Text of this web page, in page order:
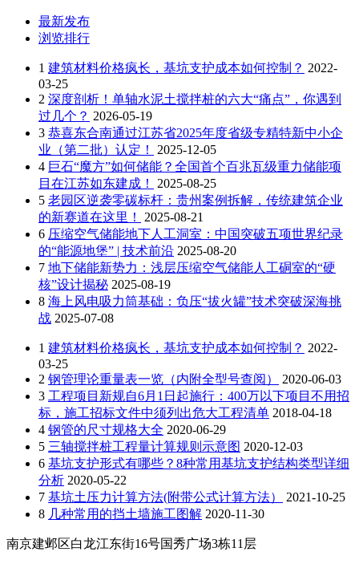
最新发布
浏览排行
1 建筑材料价格疯长，基坑支护成本如何控制？ 2022-
03-25
2 深度剖析！单轴水泥土搅拌桩的六大“痛点”，你遇到
过几个？ 2026-05-19
3 恭喜东合南通过江苏省2025年度省级专精特新中小企
业（第二批）认定！
2025-12-05
4 巨石“魔方”如何储能？全国首个百兆瓦级重力储能项
目在江苏如东建成！
2025-08-25
5 老园区逆袭零碳标杆：贵州案例拆解，传统建筑企业
的新赛道在这里！
2025-08-21
6 压缩空气储能地下人工洞室：中国突破五项世界纪录
的“能源地堡” | 技术前沿 2025-08-20
7 地下储能新势力：浅层压缩空气储能人工硐室的“硬
核”设计揭秘 2025-08-19
8 海上风电吸力筒基础：负压“拔火罐”技术突破深海挑
战 2025-07-08
1 建筑材料价格疯长，基坑支护成本如何控制？ 2022-
03-25
2 钢管理论重量表一览（内附全型号查阅）
2020-06-03
3 工程项目新规自6月1日起施行：400万以下项目不用招
标，施工招标文件中须列出危大工程清单 2018-04-18
4 钢管的尺寸规格大全 2020-06-29
5 三轴搅拌桩工程量计算规则示意图 2020-12-03
6 基坑支护形式有哪些？8种常用基坑支护结构类型详细
分析 2020-05-22
7 基坑土压力计算方法(附带公式计算方法）
2021-10-25
8 几种常用的挡土墙施工图解 2020-11-30
南京建邺区白龙江东街16号国秀广场3栋11层